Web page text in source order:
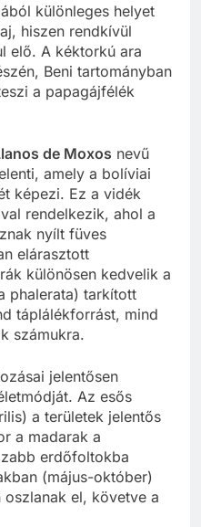
különleges helyet
hiszen rendkívül
elő. A kéktorkú ara
Beni tartományban
a papagájfélék
de Moxos nevű
amely a bolíviai
képezi. Ez a vidék
rendelkezik, ahol a
nyílt füves
elárasztott
különösen kedvelik a
phalerata) tarkított
táplálékforrást, mind
számukra.
jelentősen
Az esős
a területek jelentős
a madarak a
erdőfoltokba
(május-október)
el, követve a